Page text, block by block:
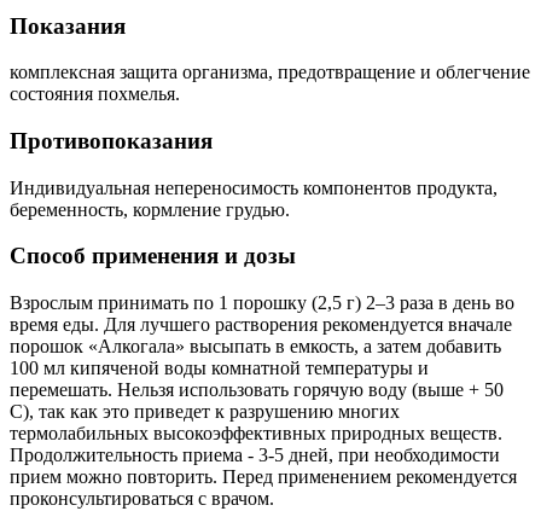
Показания
комплексная защита организма, предотвращение и облегчение
состояния похмелья.
Противопоказания
Индивидуальная непереносимость компонентов продукта,
беременность, кормление грудью.
Способ применения и дозы
Взрослым принимать по 1 порошку (2,5 г) 2–3 раза в день во
время еды. Для лучшего растворения рекомендуется вначале
порошок «Алкогала» высыпать в емкость, а затем добавить
100 мл кипяченой воды комнатной температуры и
перемешать. Нельзя использовать горячую воду (выше + 50
С), так как это приведет к разрушению многих
термолабильных высокоэффективных природных веществ.
Продолжительность приема - 3-5 дней, при необходимости
прием можно повторить. Перед применением рекомендуется
проконсультироваться с врачом.